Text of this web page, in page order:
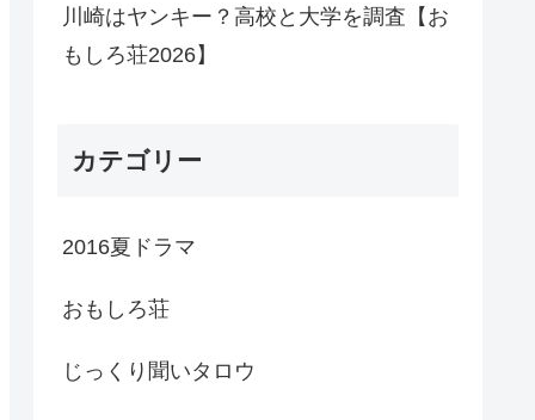
川崎はヤンキー？高校と大学を調査【お
もしろ荘2026】
カテゴリー
2016夏ドラマ
おもしろ荘
じっくり聞いタロウ